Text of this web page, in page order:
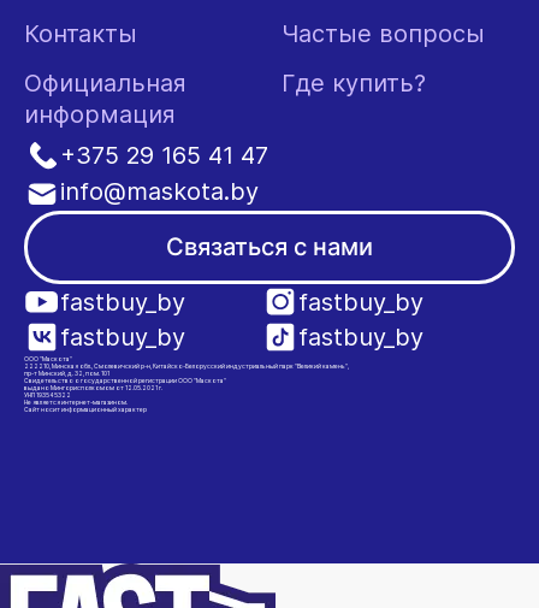
Контакты
Официальная
информация
Частые вопросы
Где купить?
+375 29 165 41 47
info@maskota.by
Связаться с нами
fastbuy_by
fastbuy_by
fastbuy_by
fastbuy_by
ООО "Маскота"
222210, Минская обл., Смолевичский р-н, Китайско-Белорусский индустриальный парк "Великий камень",
пр-т Минский, д. 32, пом. 101
Свидетельство о государственной регистрации ООО "Маскота"
выдано Мингорисполкомом от 12.05.2021 г.
УНП 193545322
Не является интернет-магазином.
Сайт носит информационный характер